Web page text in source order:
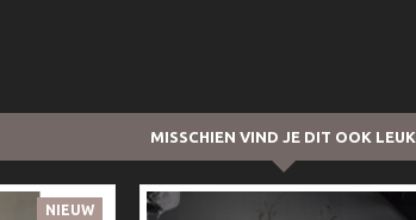
MISSCHIEN VIND JE DIT OOK LEUK
NIEUW